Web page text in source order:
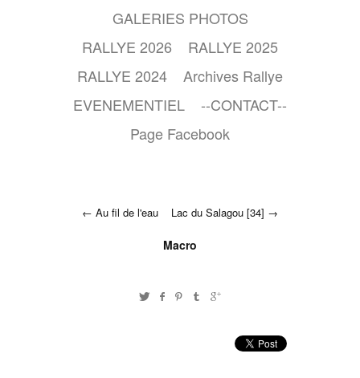
GALERIES PHOTOS
RALLYE 2026
RALLYE 2025
RALLYE 2024
Archives Rallye
EVENEMENTIEL
--CONTACT--
Page Facebook
Au fil de l'eau Lac du Salagou [34]
Macro